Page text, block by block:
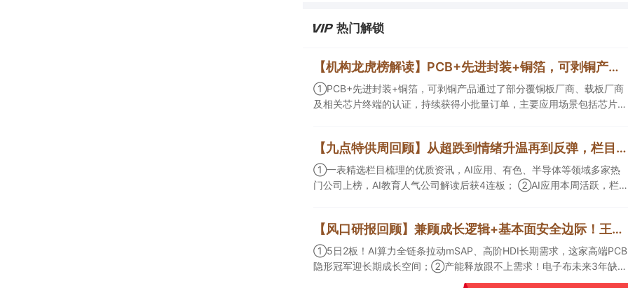
热门解锁
【机构龙虎榜解读】PCB+先进封装+铜箔，可剥铜产品通过了部分覆铜板厂商、载板厂商及相关芯片终端的认证，持续获得小批量订单，主要应用场景包括芯片封装光模块用PCB，机构大额净买入这家公司
①PCB+先进封装+铜箔，可剥铜产品通过了部分覆铜板厂商、载板厂商
及相关芯片终端的认证，持续获得小批量订单，主要应用场景包括芯片封
具备承接细胞与基因治疗产品商业化受托生产的合规资质，这家公司获净
买入。
【九点特供周回顾】从超跌到情绪升温再到反弹，栏目梳理AI应用题材逻辑，AI教育人气公司解读后获4连板
①一表精选栏目梳理的优质资讯，AI应用、有色、半导体等领域多家热
门公司上榜，AI教育人气公司解读后获4连板； ②AI应用本周活跃，栏目
提及2家核心公司双双涨停。
【风口研报回顾】兼顾成长逻辑+基本面安全边际！王牌自营前瞻覆盖“pcb+MLCC+电子布”，梳理AI产业链优质标的“深坑起跳”
①5日2板！AI算力全链条拉动mSAP、高阶HDI长期需求，这家高端PCB
隐形冠军迎长期成长空间；②产能释放跟不上需求！电子布未来3年缺口
难消，深坑之际再梳理行业逻辑，人气龙头涨超3成；③AI服务器、机器